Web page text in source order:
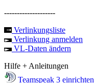
--------------------
Verlinkungsliste
Verlinkung anmelden
VL-Daten ändern
Hilfe + Anleitungen
Teamspeak 3 einrichten